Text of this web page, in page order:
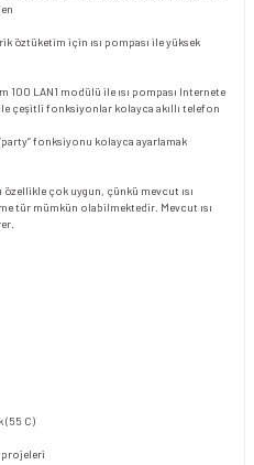
öztüketim için ısı pompası ile yüksek
LAN1 modülü ile ısı pompası Internete
çeşitli fonksiyonlar kolayca akıllı telefon
fonksiyonu kolayca ayarlamak
çok uygun, çünkü mevcut ısı
tür mümkün olabilmektedir. Mevcut ısı
(55 C)
projeleri